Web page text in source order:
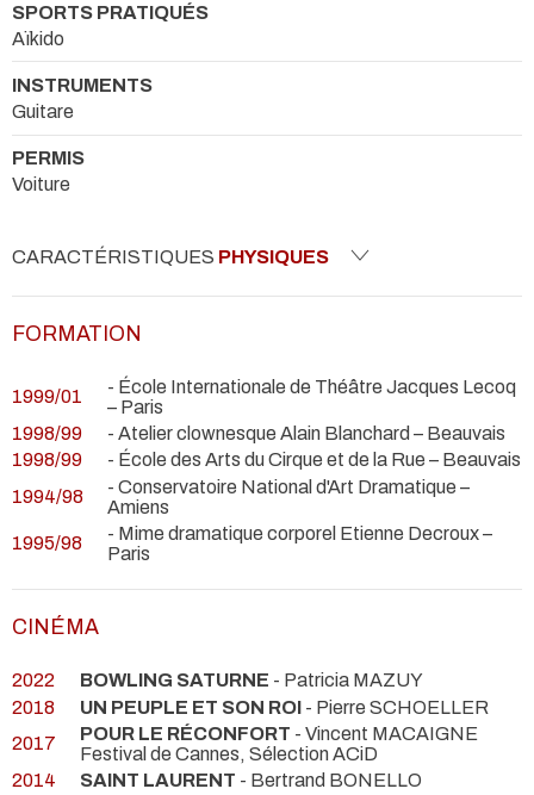
SPORTS PRATIQUÉS
Aïkido
INSTRUMENTS
Guitare
PERMIS
Voiture
CARACTÉRISTIQUES PHYSIQUES
FORMATION
1999/01
- École Internationale de Théâtre Jacques Lecoq
– Paris
1998/99
- Atelier clownesque Alain Blanchard – Beauvais
1998/99
- École des Arts du Cirque et de la Rue – Beauvais
1994/98
- Conservatoire National d'Art Dramatique –
Amiens
1995/98
- Mime dramatique corporel Etienne Decroux –
Paris
CINÉMA
2022 BOWLING SATURNE - Patricia MAZUY
2018
UN PEUPLE ET SON ROI - Pierre SCHOELLER
2017
POUR LE RÉCONFORT - Vincent MACAIGNE
Festival de Cannes, Sélection ACiD
2014
SAINT LAURENT - Bertrand BONELLO